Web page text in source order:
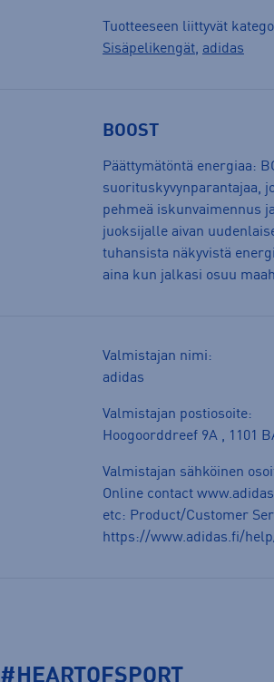
Tuotteeseen liittyvät
Sisäpelikengät, adidas
BOOST
Päättymätöntä energiaa:
suorituskyvynparantajaa,
pehmeä iskunvaimennus
juoksijalle aivan
tuhansista näkyvistä
aina kun jalkasi osuu
Valmistajan nimi:
adidas
Valmistajan postiosoite:
Hoogoorddreef 9A , 1101
Valmistajan sähköinen
Online contact
etc: Product/Customer
https://www.adidas.fi/
#HEARTOFSPORT